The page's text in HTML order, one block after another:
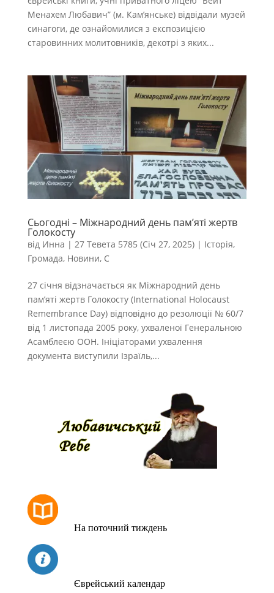
Менахем Любавич” (м. Кам’янське) відвідали музей
синагоги, де ознайомилися з експозицією
старовинних молитовників, декотрі з яких...
Сьогодні – Міжнародний день пам’яті жертв
Голокосту
від Инна | 27 Тевета 5785 (Січ 27, 2025)| Історія,
Громада, Новини, С
27 січня відзначається як Міжнародний день
пам’яті жертв Голокосту (International Holocaust
Remembrance Day) відповідно до резолюції № 60/7
від 1 листопада 2005 року, ухваленої Генеральною
Асамблеєю ООН. Ініціаторами ухвалення
документа виступили Ізраїль,...
На поточний тиждень
Єврейський календар